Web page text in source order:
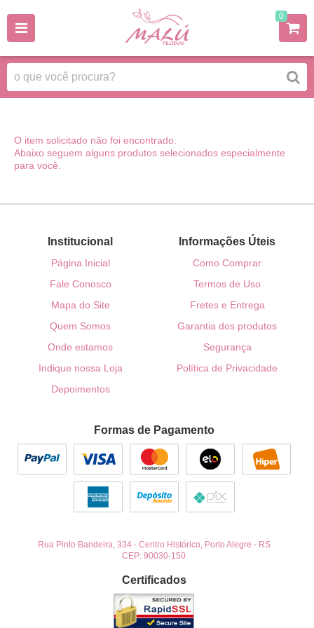
0
O item solicitado não foi encontrado.
Abaixo seguem alguns produtos selecionados especialmente
para você.
Institucional
Página Inicial
Fale Conosco
Mapa do Site
Quem Somos
Onde estamos
Indique nossa Loja
Depoimentos
Informações Úteis
Como Comprar
Termos de Uso
Fretes e Entrega
Garantia dos produtos
Segurança
Política de Privacidade
Formas de Pagamento
Rua Pinto Bandeira, 334- Centro Histórico, Porto Alegre - RS
CEP: 90030-150
Certificados